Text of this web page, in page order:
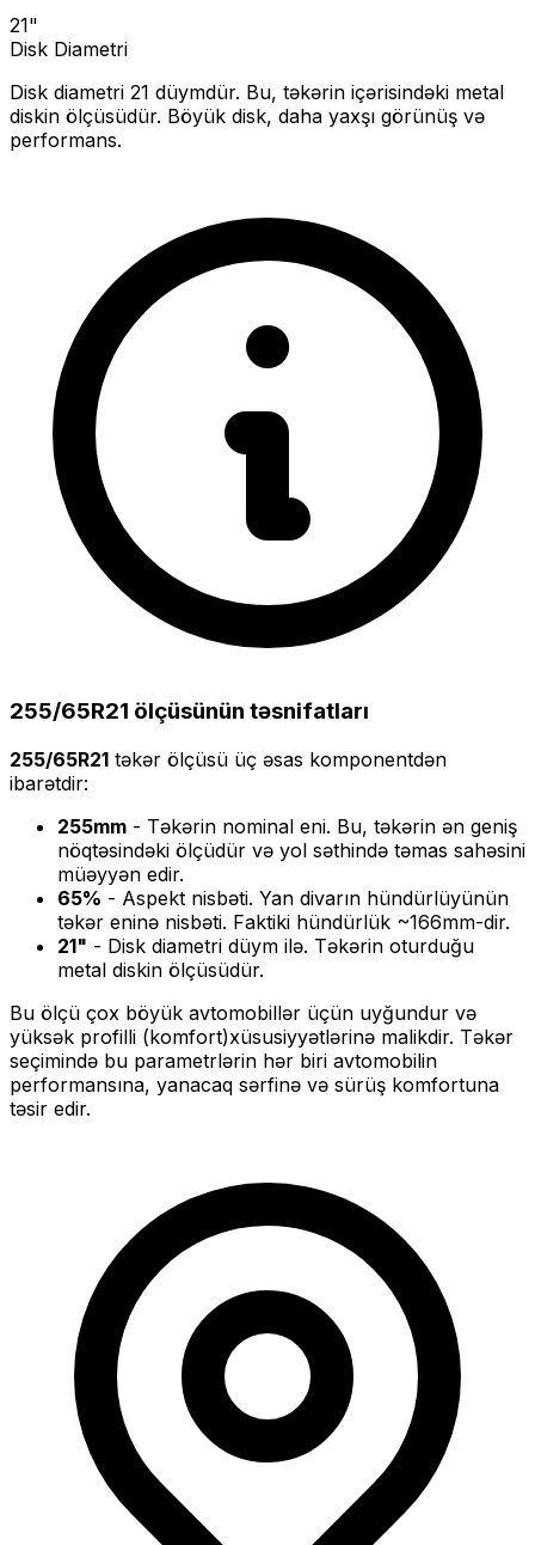
21"
Disk Diametri
Disk diametri 21 düymdür. Bu, təkərin içərisindəki metal
diskin ölçüsüdür. Böyük disk, daha yaxşı görünüş və
performans.
255/65R21 ölçüsünün təsnifatları
255/65R21 təkər ölçüsü üç əsas komponentdən
ibarətdir:
255mm - Təkərin nominal eni. Bu, təkərin ən geniş
nöqtəsindəki ölçüdür və yol səthində təmas sahəsini
müəyyən edir.
65% - Aspekt nisbəti. Yan divarın hündürlüyünün
təkər eninə nisbəti. Faktiki hündürlük ~166mm-dir.
21" - Disk diametri düym ilə. Təkərin oturduğu
metal diskin ölçüsüdür.
Bu ölçü çox böyük avtomobillər üçün uyğundur və
yüksək profilli (komfort)xüsusiyyətlərinə malikdir. Təkər
seçimində bu parametrlərin hər biri avtomobilin
performansına, yanacaq sərfinə və sürüş komfortuna
təsir edir.